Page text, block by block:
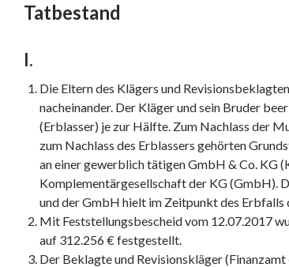
Tatbestand
I.
Die Eltern des Klägers und
nacheinander. Der Kläger und sein Bruder
(Erblasser) je zur Hälfte. Zum Nachlass der
zum Nachlass des Erblassers gehörten
an einer gewerblich tätigen GmbH & Co. KG
Komplementärgesellschaft der KG (GmbH).
und der GmbH hielt im Zeitpunkt des Erbfalls
Mit Feststellungsbescheid vom 12.07.2017
auf 312.256 € festgestellt.
Der Beklagte und Revisionskläger (Finanzamt